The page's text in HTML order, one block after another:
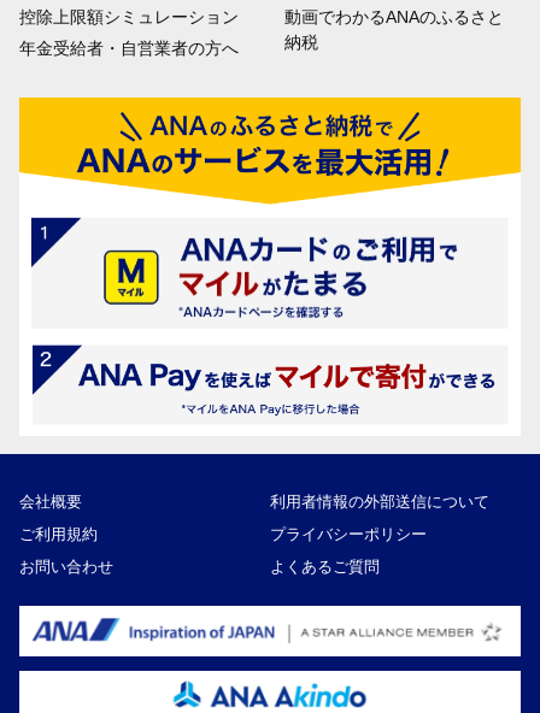
控除上限額シミュレーション
年金受給者・自営業者の方へ
動画でわかるANAのふるさと
納税
会社概要
利用者情報の外部送信について
ご利用規約
プライバシーポリシー
お問い合わせ
よくあるご質問